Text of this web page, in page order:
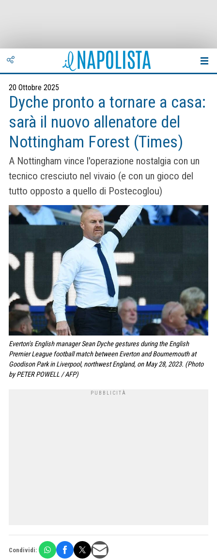
20 Ottobre 2025
Dyche pronto a tornare a casa:
sarà il nuovo allenatore del
Nottingham Forest (Times)
A Nottingham vince l'operazione nostalgia con un
tecnico cresciuto nel vivaio (e con un gioco del
tutto opposto a quello di Postecoglou)
Everton's English manager Sean Dyche gestures during the English
Premier League football match between Everton and Bournemouth at
Goodison Park in Liverpool, northwest England, on May 28, 2023. (Photo
by PETER POWELL / AFP)
Condividi: